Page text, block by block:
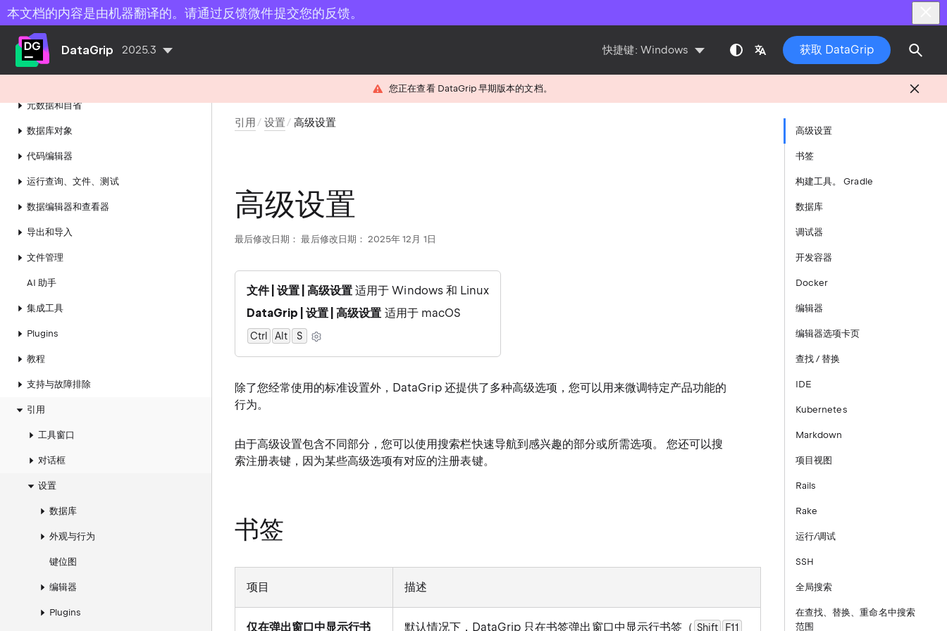
本文档的内容是由机器翻译的。请通过反馈微件提交您的反馈。
DataGrip 2025.3 快捷键: Windows 获取 DataGrip
您正在查看 DataGrip 早期版本的文档。
搜索
元数据和自省
数据库对象
代码编辑器
运行查询、文件、测试
数据编辑器和查看器
导出和导入
文件管理
AI 助手
集成工具
Plugins
教程
支持与故障排除
引用
工具窗口
对话框
设置
数据库
外观与行为
键位图
编辑器
Plugins
引用 设置 高级设置
高级设置
最后修改日期： 最后修改日期： 2025年 12月 1日
文件 | 设置 | 高级设置 适用于 Windows 和 Linux
DataGrip | 设置 | 高级设置 适用于 macOS
Ctrl Alt 0
S
除了您经常使用的标准设置外，DataGrip 还提供了多种高级选项，您可以用来微调特定产品功能的
行为。
由于高级设置包含不同部分，您可以使用搜索栏快速导航到感兴趣的部分或所需选项。 您还可以搜
索注册表键，因为某些高级选项有对应的注册表键。
书签
项目 描述
仅在弹出窗口中显示行书 默认情况下，DataGrip 只在书签弹出窗口中显示行书签（ Shift F11
高级设置
书签
构建工具。 Gradle
数据库
调试器
开发容器
Docker
编辑器
编辑器选项卡页
查找 / 替换
IDE
Kubernetes
Markdown
项目视图
Rails
Rake
运行/调试
SSH
全局搜索
在查找、替换、重命名中搜索
范围